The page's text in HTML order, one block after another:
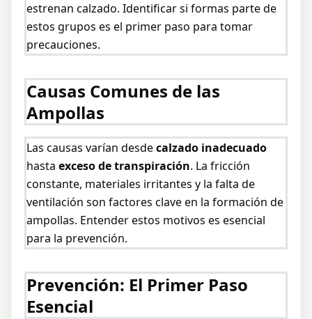
estrenan calzado. Identificar si formas parte de
estos grupos es el primer paso para tomar
precauciones.
Causas Comunes de las
Ampollas
Las causas varían desdecalzado inadecuado
hastaexceso de transpiración. La fricción
constante, materiales irritantes y la falta de
ventilación son factores clave en la formación de
ampollas. Entender estos motivos es esencial
para la prevención.
Prevención: El Primer Paso
Esencial